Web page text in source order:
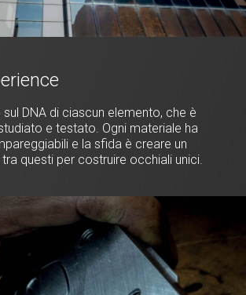
DNA di ciascun elemento, che è
e testato. Ogni materiale ha
e la sfida è creare un
questi per costruire occhiali unici.